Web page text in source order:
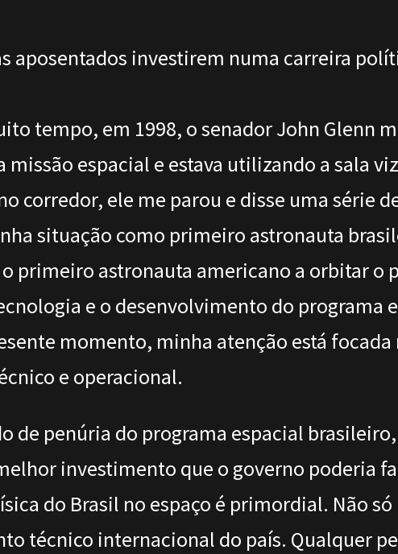
aposentados investirem numa carreira
tempo, em 1998, o senador John Glenn
missão espacial e estava utilizando a sala
corredor, ele me parou e disse uma série
situação como primeiro astronauta
primeiro astronauta americano a orbitar o
e o desenvolvimento do programa
momento, minha atenção está focada
e operacional.
de penúria do programa espacial brasileiro,
investimento que o governo poderia
do Brasil no espaço é primordial. Não
técnico internacional do país. Qualquer